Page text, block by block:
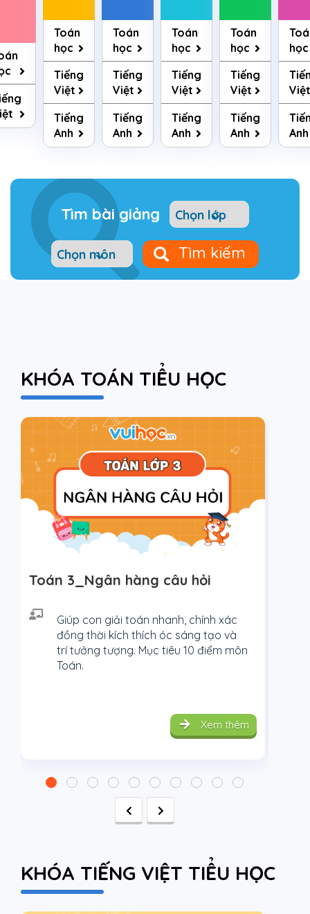
Toán
học
Tiếng
Việt
Tiếng
Anh
Toán
học
Tiếng
Việt
Tiếng
Anh
Toán
học
Tiếng
Việt
Tiếng
Anh
Toán
học
Tiếng
Việt
Tiếng
Anh
học
Việt
Anh
Tìm bài giảng
Tìm kiếm
KHÓA TOÁN TIỂU HỌC
Toán 3_Ngân hàng câu hỏi
Giúp con giải toán nhanh, chính xác
đồng thời kích thích óc sáng tạo và
trí tưởng tượng. Mục tiêu 10 điểm môn
Toán.
Xem thêm
KHÓA TIẾNG VIỆT TIỂU HỌC